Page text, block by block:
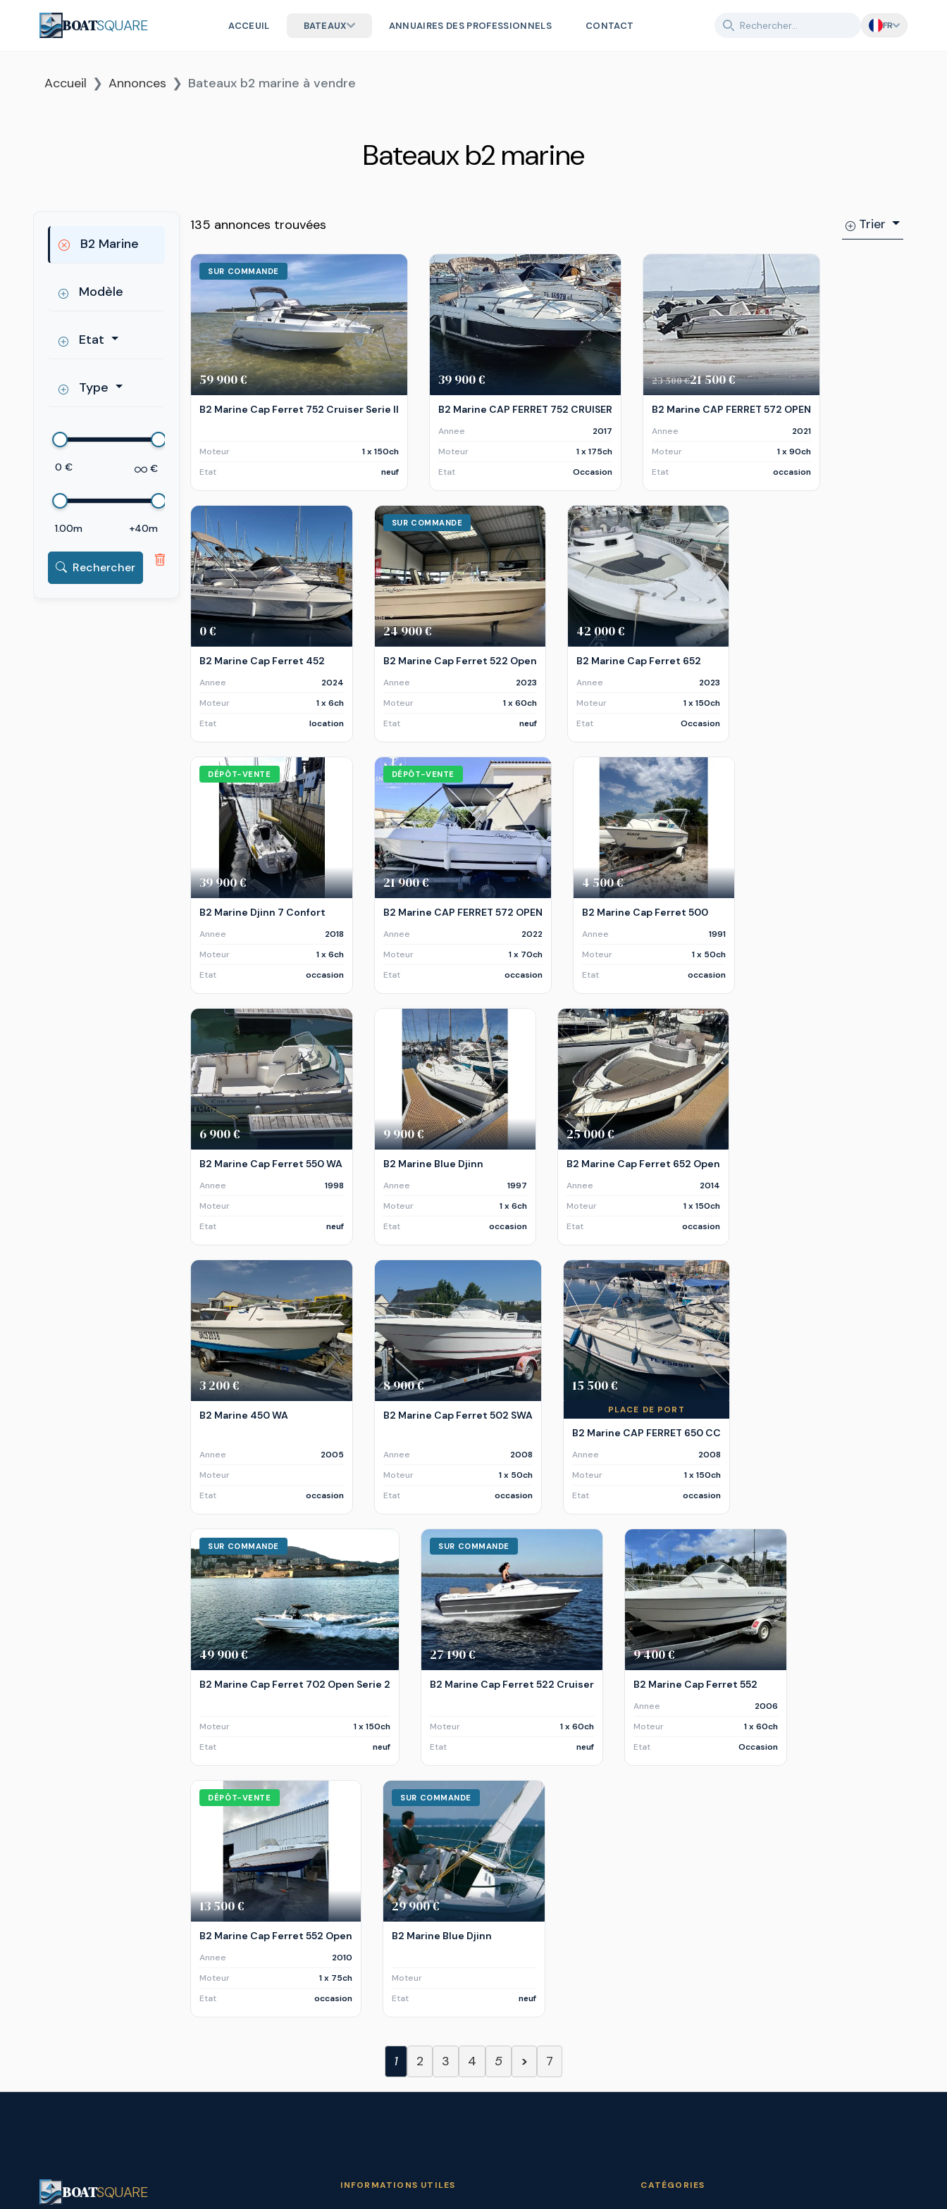
BOATSQUARE ACCEUIL BATEAUX ANNUAIRES DES PROFESSIONNELS CONTACT FR
Accueil Annonces Bateaux b2 marine à vendre
Bateaux b2 marine
B2 Marine
Modèle
Etat
Type
0 € €
1.00m +40m
Rechercher
135 annonces trouvées Trier
SUR COMMANDE
59 900 €
B2 Marine Cap Ferret 752 Cruiser Serie II
Moteur
1 x 150ch
Etat
neuf
39 900 €
B2 Marine CAP FERRET 752 CRUISER
Annee
2017
Moteur
1 x 175ch
Etat
Occasion
23 500 €21 500 €
B2 Marine CAP FERRET 572 OPEN
Annee
2021
Moteur
1 x 90ch
Etat
occasion
0 €
B2 Marine Cap Ferret 452
Annee
2024
Moteur
1 x 6ch
Etat
location
SUR COMMANDE
24 900 €
B2 Marine Cap Ferret 522 Open
Annee
2023
Moteur
1 x 60ch
Etat
neuf
42 000 €
B2 Marine Cap Ferret 652
Annee
2023
Moteur
1 x 150ch
Etat
Occasion
DÉPÔT-VENTE
39 900 €
B2 Marine Djinn 7 Confort
Annee
2018
Moteur
1 x 6ch
Etat
occasion
DÉPÔT-VENTE
21 900 €
B2 Marine CAP FERRET 572 OPEN
Annee
2022
Moteur
1 x 70ch
Etat
occasion
4 500 €
B2 Marine Cap Ferret 500
Annee
1991
Moteur
1 x 50ch
Etat
occasion
6 900 €
B2 Marine Cap Ferret 550 WA
Annee
1998
Moteur
Etat
neuf
9 900 €
B2 Marine Blue Djinn
Annee
1997
Moteur
1 x 6ch
Etat
occasion
25 000 €
B2 Marine Cap Ferret 652 Open
Annee
2014
Moteur
1 x 150ch
Etat
occasion
3 200 €
B2 Marine 450 WA
Annee
2005
Moteur
Etat
occasion
8 900 €
B2 Marine Cap Ferret 502 SWA
Annee
2008
Moteur
1 x 50ch
Etat
occasion
15 500 €
PLACE DE PORT
B2 Marine CAP FERRET 650 CC
Annee
2008
Moteur
1 x 150ch
Etat
occasion
SUR COMMANDE
49 900 €
B2 Marine Cap Ferret 702 Open Serie 2
Moteur
1 x 150ch
Etat
neuf
SUR COMMANDE
27 190 €
B2 Marine Cap Ferret 522 Cruiser
Moteur
1 x 60ch
Etat
neuf
9 400 €
B2 Marine Cap Ferret 552
Annee
2006
Moteur
1 x 60ch
Etat
Occasion
DÉPÔT-VENTE
13 500 €
B2 Marine Cap Ferret 552 Open
Annee
2010
Moteur
1 x 75ch
Etat
occasion
SUR COMMANDE
29 900 €
B2 Marine Blue Djinn
Moteur
Etat
neuf
1 2 3 4 5 > 7
BOATSQUARE INFORMATIONS UTILES CATÉGORIES